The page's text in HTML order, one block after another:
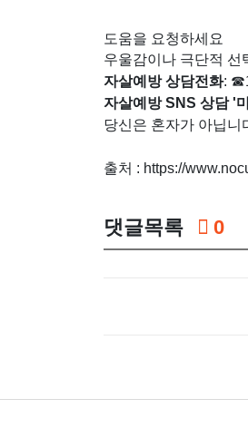
도움을 요청하세요
우울감이나 극단적 선
자살예방 상담전화:
자살예방 SNS 상담 '
당신은 혼자가 아닙니
출처 : https://
댓글목록 0